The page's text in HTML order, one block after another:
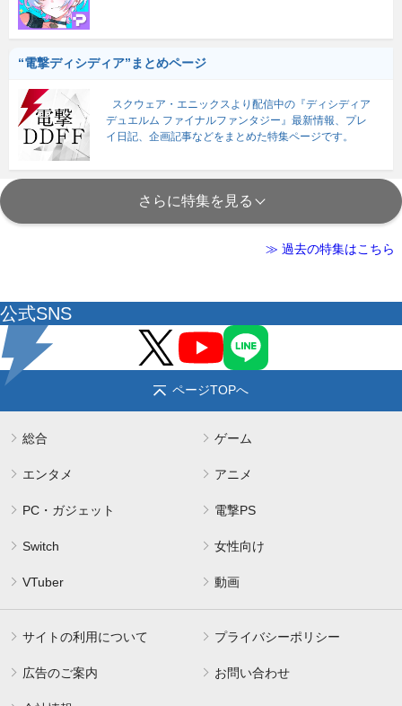
“電撃ディシディア”まとめページ
スクウェア・エニックスより配信中の『ディシディア
デュエルム ファイナルファンタジー』最新情報、プレ
イ日記、企画記事などをまとめた特集ページです。
さらに特集を見る
≫ 過去の特集はこちら
公式SNS
ページTOPへ
総合 ゲーム
エンタメ アニメ
PC・ガジェット 電撃PS
Switch 女性向け
VTuber 動画
サイトの利用について プライバシーポリシー
広告のご案内 お問い合わせ